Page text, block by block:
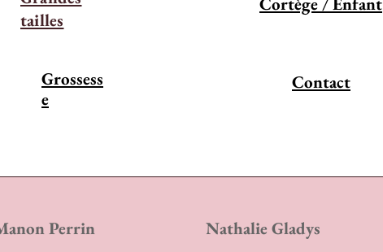
tailles
Grossess
e
Contact
Perrin Nathalie Gladys